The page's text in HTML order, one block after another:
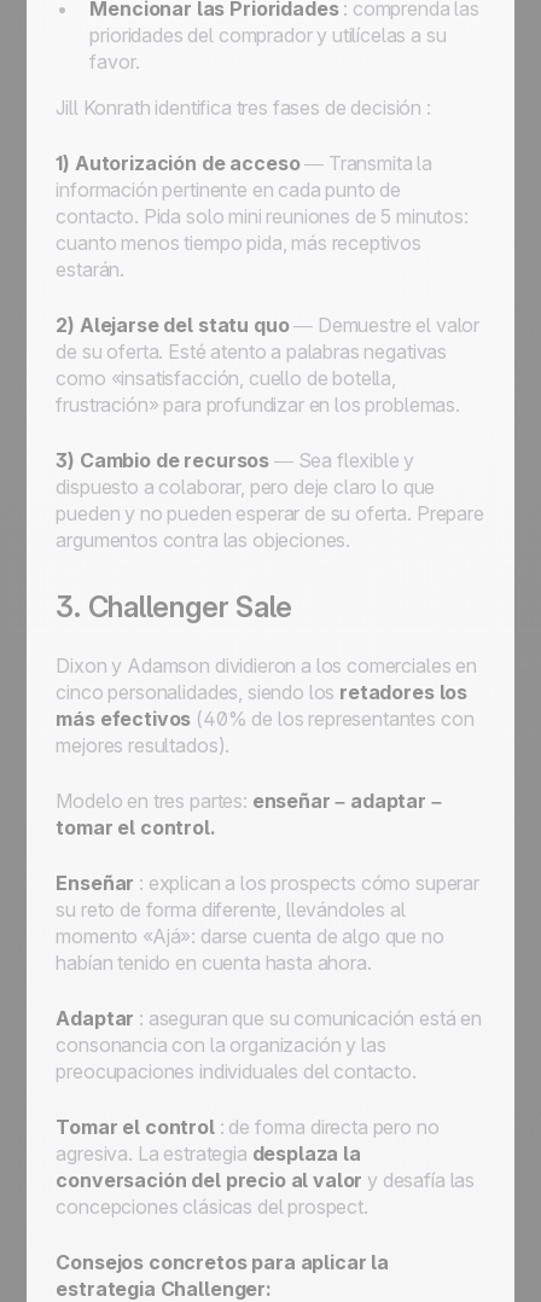
Mencionar las Prioridades: comprenda las
prioridades del comprador y utilícelas a su
favor.
Jill Konrath identifica tres fases de decisión :
1) Autorización de acceso— Transmita la
información pertinente en cada punto de
contacto. Pida solo mini reuniones de 5 minutos:
cuanto menos tiempo pida, más receptivos
estarán.
2) Alejarse del statu quo— Demuestre el valor
de su oferta. Esté atento a palabras negativas
como «insatisfacción, cuello de botella,
frustración» para profundizar en los problemas.
3) Cambio de recursos — Sea flexible y
dispuesto a colaborar, pero deje claro lo que
pueden y no pueden esperar de su oferta. Prepare
argumentos contra las objeciones.
3. Challenger Sale
Dixon y Adamson dividieron a los comerciales en
cinco personalidades, siendo los retadores los
más efectivos (40% de los representantes con
mejores resultados).
Modelo en tres partes: enseñar – adaptar –
tomar el control.
Enseñar : explican a los prospects cómo superar
su reto de forma diferente, llevándoles al
momento «Ajá»: darse cuenta de algo que no
habían tenido en cuenta hasta ahora.
Adaptar : aseguran que su comunicación está en
consonancia con la organización y las
preocupaciones individuales del contacto.
Tomar el control: de forma directa pero no
agresiva. La estrategia desplaza la
conversación del precio al valor y desafía las
concepciones clásicas del prospect.
Consejos concretos para aplicar la
estrategia Challenger: